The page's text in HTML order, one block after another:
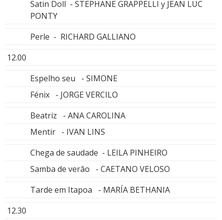
Satin Doll - STEPHANE GRAPPELLI y JEAN LUC
PONTY
Perle - RICHARD GALLIANO
12.00
Espelho seu - SIMONE
Fénix - JORGE VERCILO
Beatriz - ANA CAROLINA
Mentir - IVAN LINS
Chega de saudade - LEILA PINHEIRO
Samba de verâo - CAETANO VELOSO
Tarde em Itapoa - MARÍA BETHANIA
12.30